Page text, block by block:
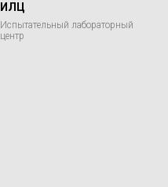
ИЛЦ
Испытательный лабораторный
центр